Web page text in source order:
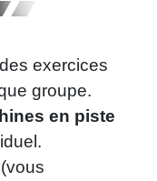
exercices
groupe.
en piste
(vous